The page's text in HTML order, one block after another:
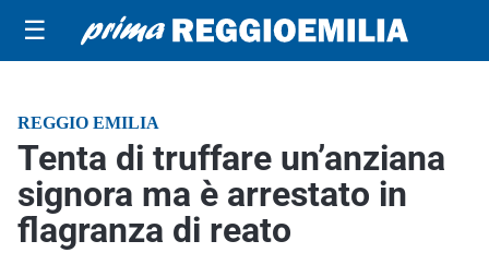
☰
REGGIO EMILIA
Tenta di truffare un’anziana
signora ma è arrestato in
flagranza di reato